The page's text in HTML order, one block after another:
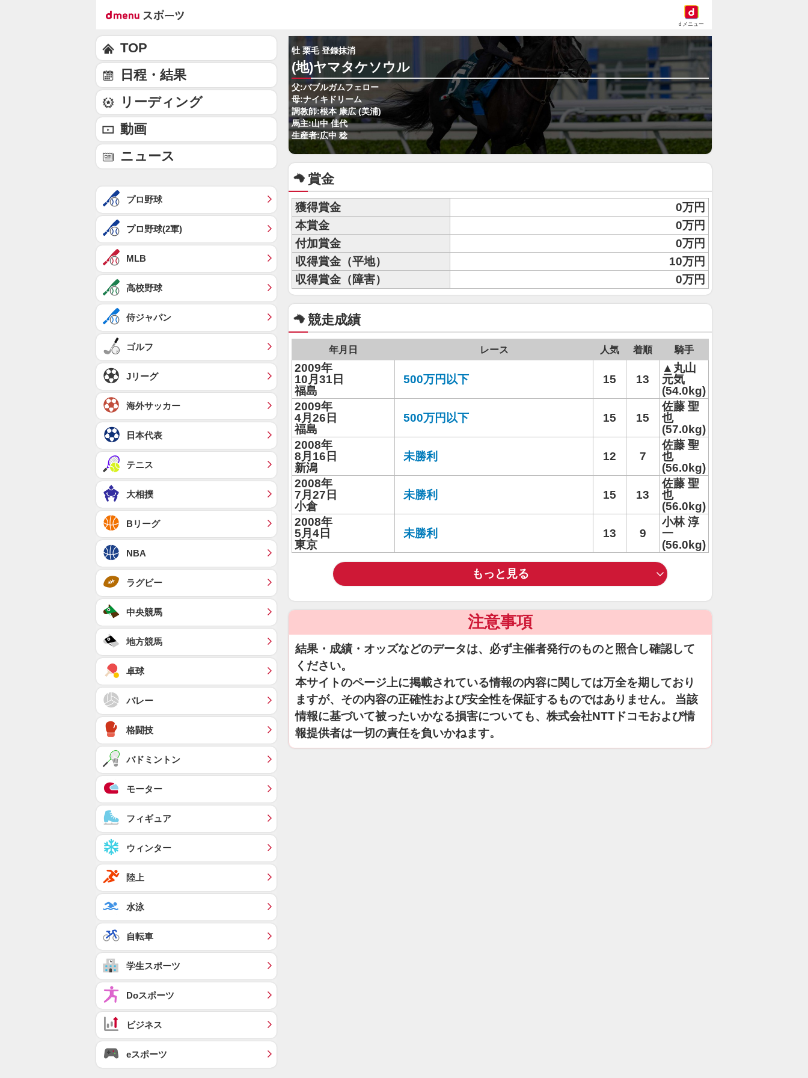
dメニュー
牡 栗毛 登録抹消
(地)ヤマタケソウル
父:バブルガムフェロー
母:ナイキドリーム
調教師:根本 康広 (美浦)
馬主:山中 佳代
生産者:広中 稔
賞金
獲得賞金
0万円
本賞金
0万円
付加賞金
0万円
収得賞金（平地）
10万円
収得賞金（障害）
0万円
競走成績
年月日 レース 人気 着順 騎手
2009年
10月31日
福島
500万円以下 15 13
▲丸山
元気
(54.0kg)
2009年
4月26日
福島
500万円以下 15 15
佐藤 聖
也
(57.0kg)
2008年
8月16日
新潟
未勝利 12 7
佐藤 聖
也
(56.0kg)
2008年
7月27日
小倉
未勝利 15 13
佐藤 聖
也
(56.0kg)
2008年
5月4日
東京
未勝利 13 9
小林 淳
一
(56.0kg)
もっと見る
注意事項
結果・成績・オッズなどのデータは、必ず主催者発行のものと照合し確認して
ください。
本サイトのページ上に掲載されている情報の内容に関しては万全を期しており
ますが、その内容の正確性および安全性を保証するものではありません。 当該
情報に基づいて被ったいかなる損害についても、株式会社NTTドコモおよび情
報提供者は一切の責任を負いかねます。
TOP
日程・結果
リーディング
動画
ニュース
プロ野球
プロ野球(2軍)
MLB
高校野球
侍ジャパン
ゴルフ
Jリーグ
海外サッカー
日本代表
テニス
大相撲
Bリーグ
NBA
ラグビー
中央競馬
地方競馬
卓球
バレー
格闘技
バドミントン
モーター
フィギュア
ウィンター
陸上
水泳
自転車
学生スポーツ
Doスポーツ
ビジネス
eスポーツ